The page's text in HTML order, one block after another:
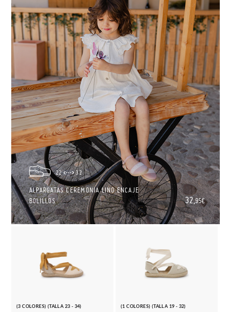
22 32
ALPARGATAS CEREMONIA LINO ENCAJE
BOLILLOS
32,95€
(3 COLORES) (TALLA 23 - 34) (1 COLORES) (TALLA 19 - 32)